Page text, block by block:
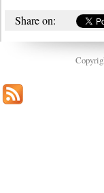
Share on: